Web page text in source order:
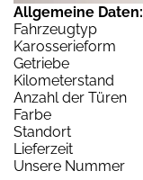
Allgemeine Daten:
Fahrzeugtyp
Karosserieform
Getriebe
Kilometerstand
Anzahl der Türen
Farbe
Standort
Lieferzeit
Unsere Nummer